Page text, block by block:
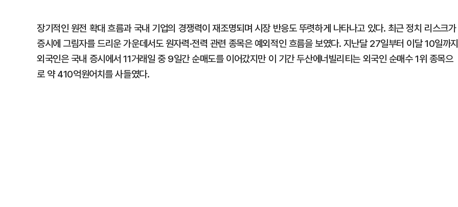
장기적인 원전 확대 흐름과 국내 기업의 경쟁력이 재조명되며 시장 반응도 뚜렷하게 나타나고 있다. 최근 정치 리스크가
증시에 그림자를 드리운 가운데서도 원자력·전력 관련 종목은 예외적인 흐름을 보였다. 지난달 27일부터 이달 10일까
외국인은 국내 증시에서 11거래일 중 9일간 순매도를 이어갔지만 이 기간 두산에너빌리티는 외국인 순매수 1위 종목으
로 약 410억원어치를 사들였다.